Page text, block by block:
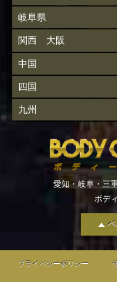
岐阜県
関西 大阪
中国
四国
九州
愛知・岐阜・三
ボデ
プライバシーポリシー